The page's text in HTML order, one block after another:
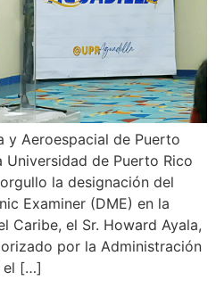
y Aeroespacial de Puerto
Universidad de Puerto Rico
la designación del
Examiner (DME) en la
Caribe, el Sr. Howard Ayala,
por la Administración
el […]